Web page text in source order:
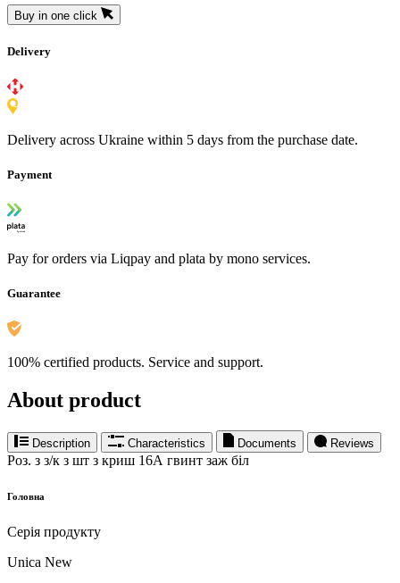
Buy in one click
Delivery
Delivery across Ukraine within 5 days from the purchase date.
Payment
Pay for orders via Liqpay and plata by mono services.
Guarantee
100% certified products. Service and support.
About product
Description Characteristics Documents Reviews
Роз. з з/к з шт з криш 16А гвинт заж біл
Головна
Серія продукту
Unica New